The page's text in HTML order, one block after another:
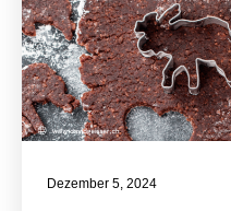
Dezember 5, 2024